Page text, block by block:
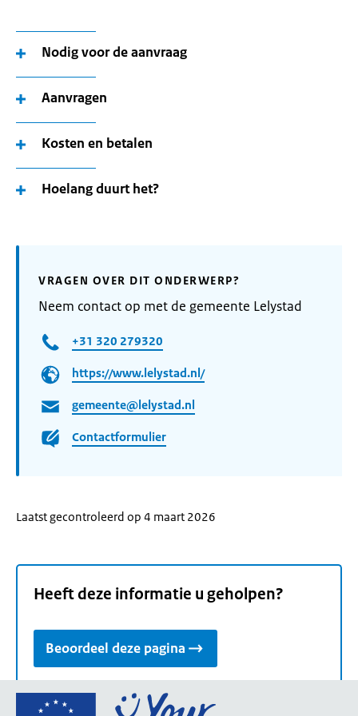
Nodig voor de aanvraag
Aanvragen
Kosten en betalen
Hoelang duurt het?
VRAGEN OVER DIT ONDERWERP?
Neem contact op met de gemeente Lelystad
+31 320 279320
https://www.lelystad.nl/
gemeente@lelystad.nl
Contactformulier
Laatst gecontroleerd op 4 maart 2026
Heeft deze informatie u geholpen?
Beoordeel deze pagina
Ga